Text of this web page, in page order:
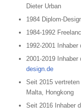
Dieter Urban
1984 Diplom-
1984-1992
1992-2001
2001-2019 Inhaber
design.de
Seit 2015
Malta, Hongkong
Seit 2016 Inhaber